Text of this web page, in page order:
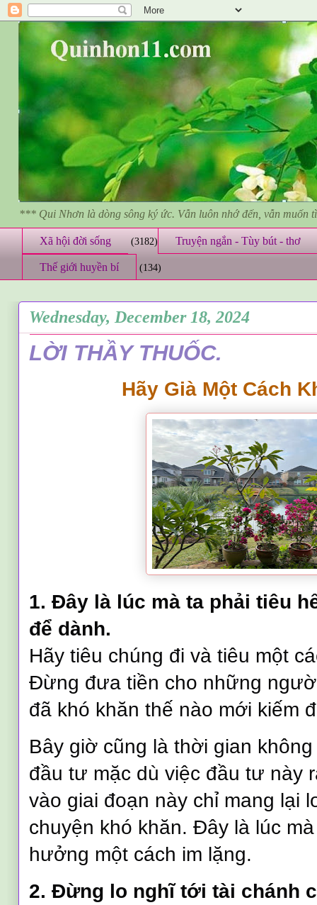
*** Qui Nhơn là dòng sông ký ức. Vẫn luôn nhớ đến, vẫn muốn
Xã hội đời sống (3182) Truyện ngắn - Tùy bút - thơ
Thế giới huyền bí (134)
Wednesday, December 18, 2024
LỜI THẦY THUỐC.
Hãy Già Một Cách
1. Đây là lúc mà ta phải tiêu
để dành.
Hãytiêu chúng đi và tiêu một
Đừng đưa tiền cho những
đã khó khăn thế nào mới kiếm
Bây giờ cũng là thời gian
đầu tư mặc dù việc đầu tư này
vào giai đoạn này chỉ mang lại
chuyện khó khăn. Đây là lúc
hưởng một cách im lặng.
2. Đừng lo nghĩ tới tài chánh